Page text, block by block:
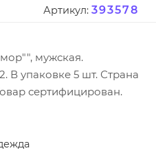
Артикул: 393578
мужская.
В упаковке 5 шт. Страна
сертифицирован.